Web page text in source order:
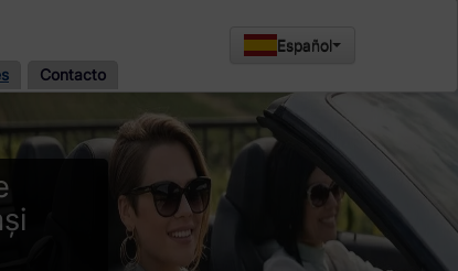
Contacto
Español